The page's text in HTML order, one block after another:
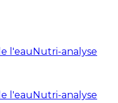
l'eauNutri-analyse
l'eauNutri-analyse